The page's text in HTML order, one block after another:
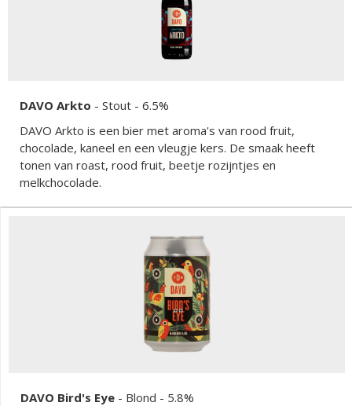
DAVO Arkto - Stout - 6.5%
DAVO Arkto is een bier met aroma's van rood fruit,
chocolade, kaneel en een vleugje kers. De smaak heeft
tonen van roast, rood fruit, beetje rozijntjes en
melkchocolade.
DAVO Bird's Eye - Blond - 5.8%